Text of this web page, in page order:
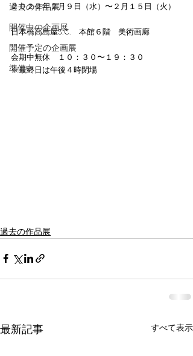
過去の作品展
開催中の企画展
開催予定の企画展
準備中
２０２２年２月９日（水）〜２月１５日（火）
日本橋高島屋S.C.　本館６階　美術画廊
会期中無休　１０：３０〜１９：３０
※最終日は午後４時閉場
過去の作品展
最新記事 すべて表示